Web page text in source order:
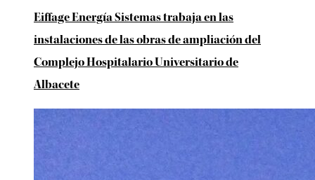
Eiffage Energía Sistemas trabaja en las
instalaciones de las obras de ampliación del
Complejo Hospitalario Universitario de
Albacete